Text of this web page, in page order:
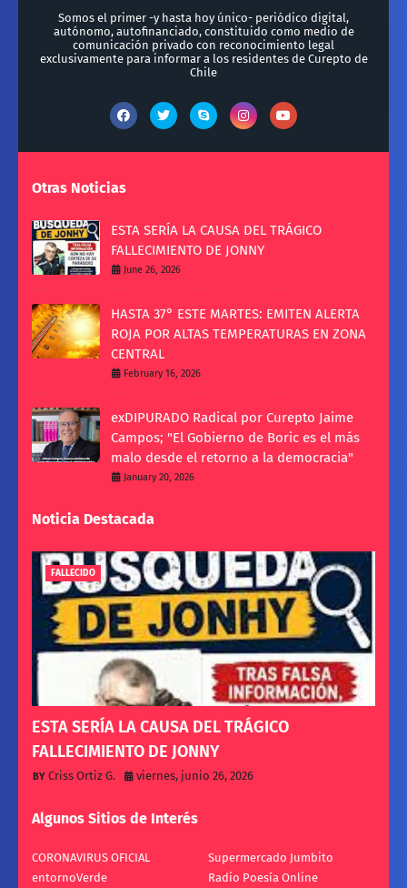
Somos el primer -y hasta hoy único- periódico digital,
autónomo, autofinanciado, constituido como medio de
comunicación privado con reconocimiento legal
exclusivamente para informar a los residentes de Curepto de
Chile
Otras Noticias
ESTA SERÍA LA CAUSA DEL TRÁGICO
FALLECIMIENTO DE JONNY
June 26, 2026
HASTA 37° ESTE MARTES: EMITEN ALERTA
ROJA POR ALTAS TEMPERATURAS EN ZONA
CENTRAL
February 16, 2026
exDIPURADO Radical por Curepto Jaime
Campos; "El Gobierno de Boric es el más
malo desde el retorno a la democracia"
January 20, 2026
Noticia Destacada
FALLECIDO
ESTA SERÍA LA CAUSA DEL TRÁGICO
FALLECIMIENTO DE JONNY
Criss Ortiz G. viernes, junio 26, 2026
Algunos Sitios de Interés
CORONAVIRUS OFICIAL
Supermercado Jumbito
entornoVerde
Radio Poesía Online